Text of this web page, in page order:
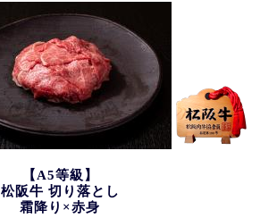
【A5等級】
松阪牛 切り落とし
霜降り×赤身